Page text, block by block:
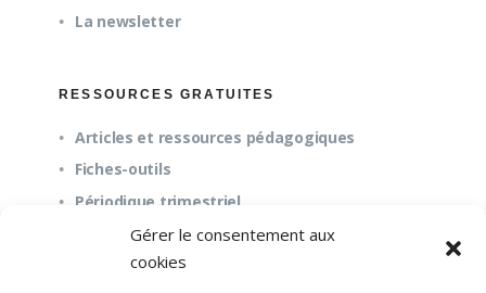
Gérer le consentement aux
cookies
La newsletter
RESSOURCES GRATUITES
Articles et ressources pédagogiques
Fiches-outils
Périodique trimestriel